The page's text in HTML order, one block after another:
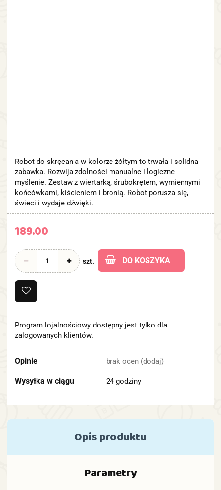
Robot do skręcania w kolorze żółtym to trwała i solidna
zabawka. Rozwija zdolności manualne i logiczne
myślenie. Zestaw z wiertarką, śrubokrętem, wymiennymi
końcówkami, kiścieniem i bronią. Robot porusza się,
świeci i wydaje dźwięki.
189.00
szt. DO KOSZYKA
Program lojalnościowy dostępny jest tylko dla
zalogowanych klientów.
Opinie brak ocen (dodaj)
Wysyłka w ciągu 24 godziny
Opis produktu
Parametry